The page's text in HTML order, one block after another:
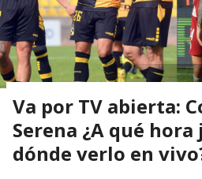
Va por TV abierta:
Serena ¿A qué
dónde verlo en